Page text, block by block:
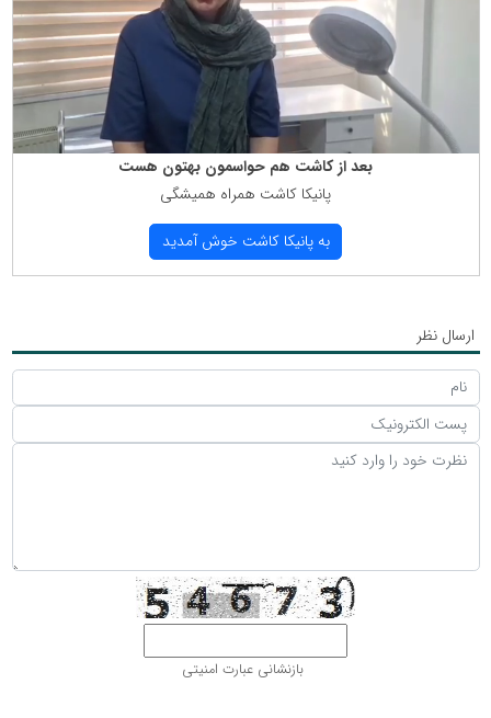
بعد از كاشت هم حواسمون بهتون هست
پانیكا كاشت همراه همیشگی
به پانیكا كاشت خوش آمدید
ارسال نظر
بازنشانی عبارت امنیتی